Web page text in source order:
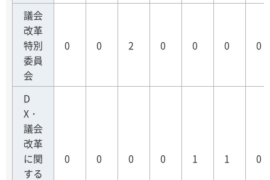
議会
改革
特別
委員
会
0 0 2 0 0 0 0
D
X・
議会
改革
に関
する
0 0 0 0 1 1 0